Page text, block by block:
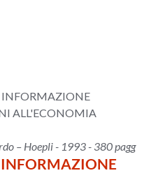
ALL'ECONOMIA
– Hoepli - 1993 - 380 pagg